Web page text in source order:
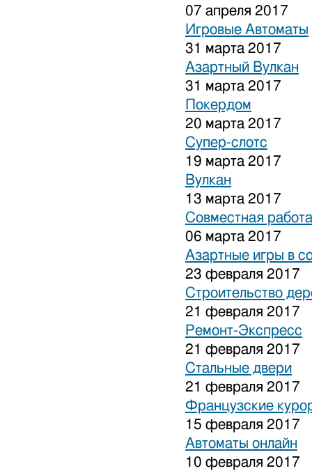
07 апреля 2017
Игровые Автоматы
31 марта 2017
Азартный Вулкан
31 марта 2017
Покердом
20 марта 2017
Супер-слотс
19 марта 2017
Вулкан
13 марта 2017
Совместная
06 марта 2017
Азартные игры в
23 февраля 2017
Строительство
21 февраля 2017
Ремонт-Экспресс
21 февраля 2017
Стальные двери
21 февраля 2017
Французские
15 февраля 2017
Автоматы онлайн
10 февраля 2017